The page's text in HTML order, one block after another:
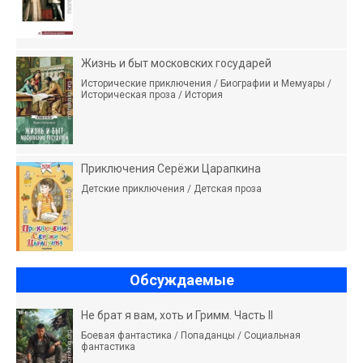
Жизнь и быт московских государей
Исторические приключения / Биографии и Мемуары /
Историческая проза / История
Приключения Серёжи Царапкина
Детские приключения / Детская проза
Обсуждаемые
Не брат я вам, хоть и Гримм. Часть II
Боевая фантастика / Попаданцы / Социальная
фантастика